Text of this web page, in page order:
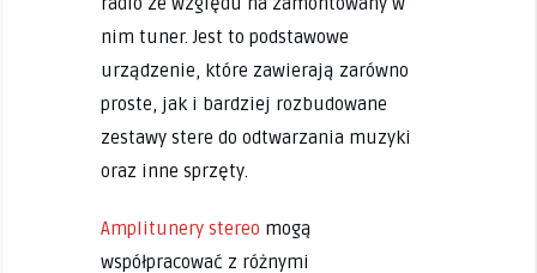
nim tuner. Jest to podstawowe
urządzenie, które zawierają zarówno
proste, jak i bardziej rozbudowane
zestawy stere do odtwarzania muzyki
oraz inne sprzęty.
Amplitunery stereo mogą
współpracować z różnymi